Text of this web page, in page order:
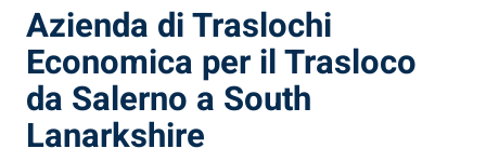
Azienda di Traslochi
Economica per il Trasloco
da Salerno a South
Lanarkshire